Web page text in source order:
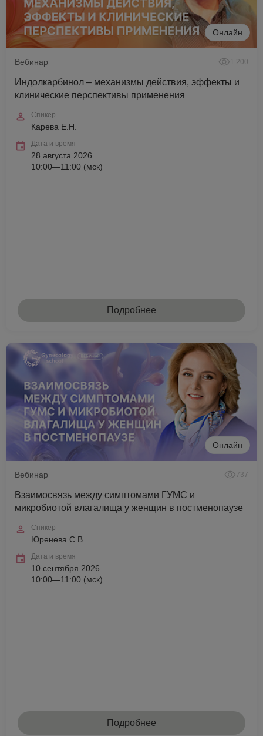
Онлайн
Вебинар 1 200
Индолкарбинол – механизмы действия, эффекты и
клинические перспективы применения
Спикер
Карева Е.Н.
Дата и время
28 августа 2026
10:00—11:00 (мск)
Подробнее
Онлайн
Вебинар 737
Взаимосвязь между симптомами ГУМС и
микробиотой влагалища у женщин в постменопаузе
Спикер
Юренева С.В.
Дата и время
10 сентября 2026
10:00—11:00 (мск)
Подробнее